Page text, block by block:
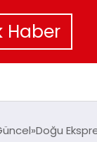
Haber
Doğu